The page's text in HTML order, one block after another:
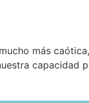
más
capacidad